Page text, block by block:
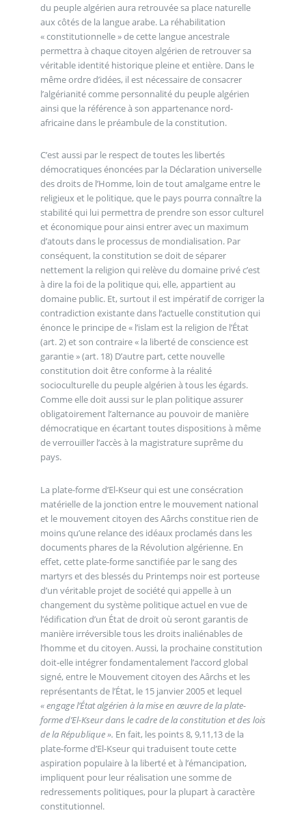
du peuple algérien aura retrouvée sa place naturelle
aux côtés de la langue arabe. La réhabilitation
« constitutionnelle » de cette langue ancestrale
permettra à chaque citoyen algérien de retrouver sa
véritable identité historique pleine et entière. Dans le
même ordre d’idées, il est nécessaire de consacrer
l’algérianité comme personnalité du peuple algérien
ainsi que la référence à son appartenance nord-
africaine dans le préambule de la constitution.
C’est aussi par le respect de toutes les libertés
démocratiques énoncées par la Déclaration universelle
des droits de l’Homme, loin de tout amalgame entre le
religieux et le politique, que le pays pourra connaître la
stabilité qui lui permettra de prendre son essor culturel
et économique pour ainsi entrer avec un maximum
d’atouts dans le processus de mondialisation. Par
conséquent, la constitution se doit de séparer
nettement la religion qui relève du domaine privé c’est
à dire la foi de la politique qui, elle, appartient au
domaine public. Et, surtout il est impératif de corriger la
contradiction existante dans l’actuelle constitution qui
énonce le principe de « l’islam est la religion de l’État
(art. 2) et son contraire « la liberté de conscience est
garantie » (art. 18) D’autre part, cette nouvelle
constitution doit être conforme à la réalité
socioculturelle du peuple algérien à tous les égards.
Comme elle doit aussi sur le plan politique assurer
obligatoirement l’alternance au pouvoir de manière
démocratique en écartant toutes dispositions à même
de verrouiller l’accès à la magistrature suprême du
pays.
La plate-forme d’El-Kseur qui est une consécration
matérielle de la jonction entre le mouvement national
et le mouvement citoyen des Aârchs constitue rien de
moins qu’une relance des idéaux proclamés dans les
documents phares de la Révolution algérienne. En
effet, cette plate-forme sanctifiée par le sang des
martyrs et des blessés du Printemps noir est porteuse
d’un véritable projet de société qui appelle à un
changement du système politique actuel en vue de
l’édification d’un État de droit où seront garantis de
manière irréversible tous les droits inaliénables de
l’homme et du citoyen. Aussi, la prochaine constitution
doit-elle intégrer fondamentalement l’accord global
signé, entre le Mouvement citoyen des Aârchs et les
représentants de l’État, le 15 janvier 2005 et lequel
« engage l’État algérien à la mise en œuvre de la plate-
forme d’El-Kseur dans le cadre de la constitution et des lois
de la République ». En fait, les points 8, 9,11,13 de la
plate-forme d’El-Kseur qui traduisent toute cette
aspiration populaire à la liberté et à l’émancipation,
impliquent pour leur réalisation une somme de
redressements politiques, pour la plupart à caractère
constitutionnel.